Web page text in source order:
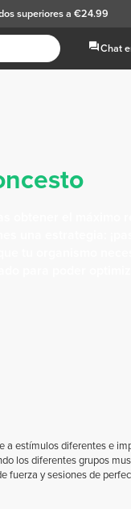
superiores a €24.99
Chat
a estímulos diferentes e
los diferentes grupos
fuerza y sesiones de